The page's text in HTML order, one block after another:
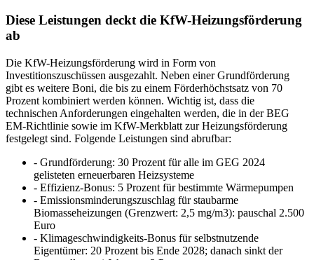
Diese Leistungen deckt die KfW-Heizungsförderung
ab
Die KfW-Heizungsförderung wird in Form von
Investitionszuschüssen ausgezahlt. Neben einer Grundförderung
gibt es weitere Boni, die bis zu einem Förderhöchstsatz von 70
Prozent kombiniert werden können. Wichtig ist, dass die
technischen Anforderungen eingehalten werden, die in der BEG
EM-Richtlinie sowie im KfW-Merkblatt zur Heizungsförderung
festgelegt sind. Folgende Leistungen sind abrufbar:
- Grundförderung: 30 Prozent für alle im GEG 2024
gelisteten erneuerbaren Heizsysteme
- Effizienz-Bonus: 5 Prozent für bestimmte Wärmepumpen
- Emissionsminderungszuschlag für staubarme
Biomasseheizungen (Grenzwert: 2,5 mg/m3): pauschal 2.500
Euro
- Klimageschwindigkeits-Bonus für selbstnutzende
Eigentümer: 20 Prozent bis Ende 2028; danach sinkt der